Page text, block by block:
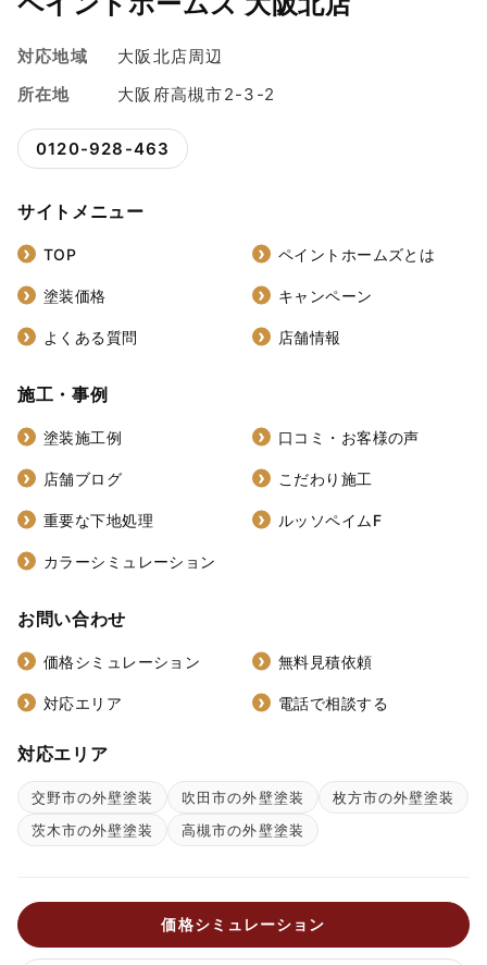
対応地域
大阪北店周辺
所在地
大阪府高槻市2-3-2
0120-928-463
サイトメニュー
TOP ペイントホームズとは
塗装価格 キャンペーン
よくある質問 店舗情報
施工・事例
塗装施工例 口コミ・お客様の声
店舗ブログ こだわり施工
重要な下地処理 ルッソペイムF
カラーシミュレーション
お問い合わせ
価格シミュレーション 無料見積依頼
対応エリア 電話で相談する
対応エリア
交野市の外壁塗装 吹田市の外壁塗装
枚方市の外壁塗装
茨木市の外壁塗装
高槻市の外壁塗装
価格シミュレーション